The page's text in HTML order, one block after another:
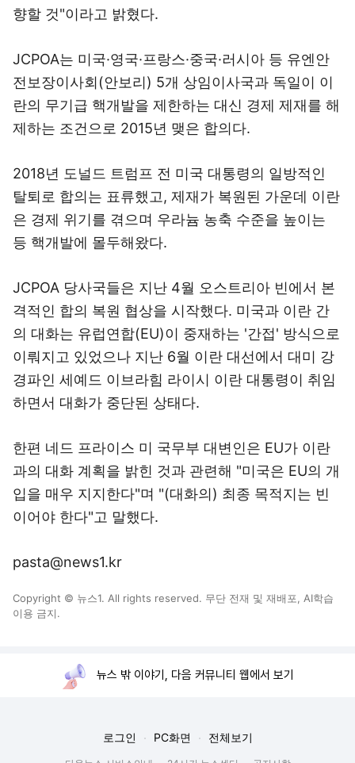
향할 것"이라고 밝혔다.
JCPOA는 미국·영국·프랑스·중국·러시아 등 유엔안
전보장이사회(안보리) 5개 상임이사국과 독일이 이
란의 무기급 핵개발을 제한하는 대신 경제 제재를 해
제하는 조건으로 2015년 맺은 합의다.
2018년 도널드 트럼프 전 미국 대통령의 일방적인
탈퇴로 합의는 표류했고, 제재가 복원된 가운데 이란
은 경제 위기를 겪으며 우라늄 농축 수준을 높이는
등 핵개발에 몰두해왔다.
JCPOA 당사국들은 지난 4월 오스트리아 빈에서 본
격적인 합의 복원 협상을 시작했다. 미국과 이란 간
의 대화는 유럽연합(EU)이 중재하는 '간접' 방식으로
이뤄지고 있었으나 지난 6월 이란 대선에서 대미 강
경파인 세예드 이브라힘 라이시 이란 대통령이 취임
하면서 대화가 중단된 상태다.
한편 네드 프라이스 미 국무부 대변인은 EU가 이란
과의 대화 계획을 밝힌 것과 관련해 "미국은 EU의 개
입을 매우 지지한다"며 "(대화의) 최종 목적지는 빈
이어야 한다"고 말했다.
pasta@news1.kr
Copyright © 뉴스1. All rights reserved. 무단 전재 및 재배포, AI학습
이용 금지.
뉴스 밖 이야기, 다음 커뮤니티 웹에서 보기
로그인 PC화면 전체보기